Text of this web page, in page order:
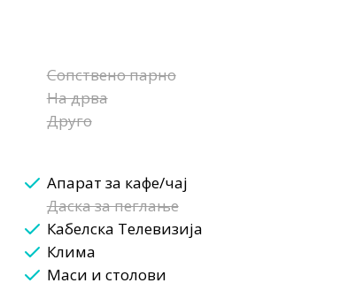
Сопствено парно
На дрва
Друго
Апарат за кафе/чај
Даска за пеглање
Кабелска Телевизија
Клима
Маси и столови